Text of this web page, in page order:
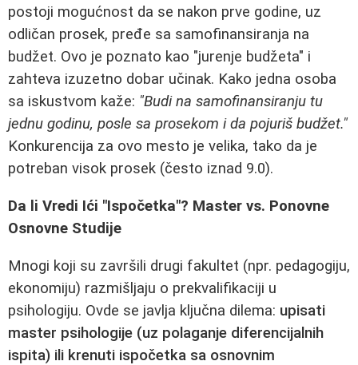
postoji mogućnost da se nakon prve godine, uz
odličan prosek, pređe sa samofinansiranja na
budžet. Ovo je poznato kao "jurenje budžeta" i
zahteva izuzetno dobar učinak. Kako jedna osoba
sa iskustvom kaže: "Budi na samofinansiranju tu
jednu godinu, posle sa prosekom i da pojuriš budžet."
Konkurencija za ovo mesto je velika, tako da je
potreban visok prosek (često iznad 9.0).
Da li Vredi Ići "Ispočetka"? Master vs. Ponovne
Osnovne Studije
Mnogi koji su završili drugi fakultet (npr. pedagogiju,
ekonomiju) razmišljaju o prekvalifikaciji u
psihologiju. Ovde se javlja ključna dilema: upisati
master psihologije (uz polaganje diferencijalnih
ispita) ili krenuti ispočetka sa osnovnim